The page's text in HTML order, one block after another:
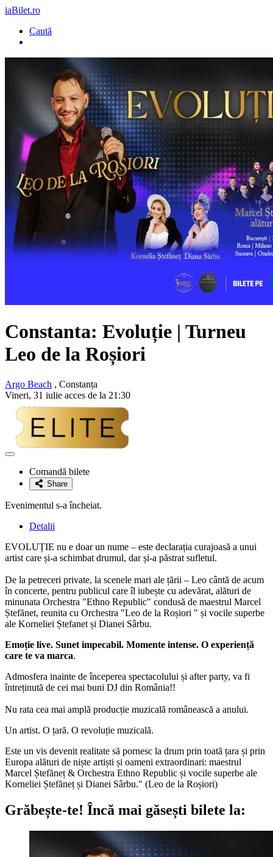
iaBilet.ro
Caută
Constanta: Evoluție | Turneu
Leo de la Roșiori
Argo Beach , Constanța
Vineri, 31 iulie acces de la 21:30
Adaugă
favoriteComandă bilete
Share
Evenimentul s-a încheiat.
Detalii
EVOLUȚIE nu e doar un nume – este declarația curajoasă a unui
artist care și-a schimbat drumul, dar și-a păstrat sufletul.
De la petreceri private, la scenele mari ale țării – Leo cântă de acum
în concerte, pentru publicul care îl iubește cu adevărat, alături de
minunata Orchestra "Ethno Republic" condusă de maestrul Marcel
Ștefănet, reunita cu Orchestra "Leo de la Roșiori " și vocile superbe
ale Korneliei Ștefanet și Dianei Sârbu.
Emoție live. Sunet impecabil. Momente intense. O experiență
care te va marca.
Admosfera inainte de începerea spectacolului și after party, va fi
întreținută de cei mai buni DJ din România!!
Nu rata cea mai amplă producție muzicală românească a anului.
Un artist. O țară. O revoluție muzicală.
Este un vis devenit realitate să pornesc la drum prin toată țara și prin
Europa alături de niște artiști și oameni extraordinari: maestrul
Marcel Ștefăneț & Orchestra Ethno Republic și vocile superbe ale
Korneliei Ștefăneț și Dianei Sârbu." (Leo de la Roșiori)
Grăbește-te! Încă mai găsești bilete la: